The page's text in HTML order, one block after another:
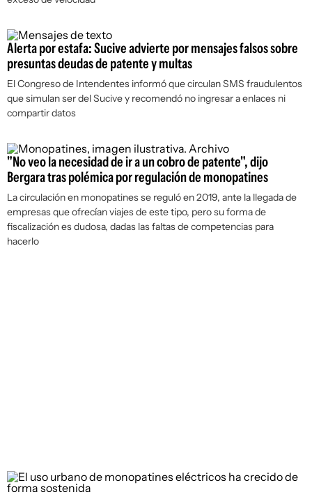
Alerta por estafa: Sucive advierte por mensajes falsos sobre
presuntas deudas de patente y multas
El Congreso de Intendentes informó que circulan SMS fraudulentos
que simulan ser del Sucive y recomendó no ingresar a enlaces ni
compartir datos
"No veo la necesidad de ir a un cobro de patente", dijo
Bergara tras polémica por regulación de monopatines
La circulación en monopatines se reguló en 2019, ante la llegada de
empresas que ofrecían viajes de este tipo, pero su forma de
fiscalización es dudosa, dadas las faltas de competencias para
hacerlo